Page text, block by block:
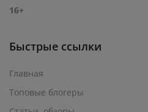
16+
Быстрые ссылки
Главная
Топовые блогеры